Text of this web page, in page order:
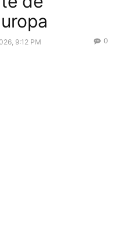
9:12 PM 0